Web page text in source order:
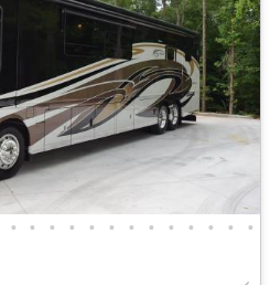
• • • • • • • • • • • • •